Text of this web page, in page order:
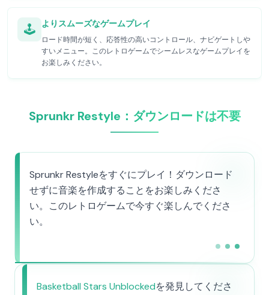
🕹️ よりスムーズなゲームプレイ
ロード時間が短く、応答性の高いコントロール、ナビゲートしや
すいメニュー。このレトロゲームでシームレスなゲームプレイを
お楽しみください。
Sprunkr Restyle：ダウンロードは不要
Sprunkr Restyleをすぐにプレイ！ダウンロード
せずに音楽を作成することをお楽しみくださ
い。このレトロゲームで今すぐ楽しんでくださ
い。
Basketball Stars Unblockedを発見してくださ